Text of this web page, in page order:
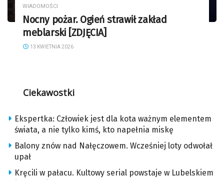
WIADOMOŚCI
Nocny pożar. Ogień strawił zakład
meblarski [ZDJĘCIA]
13 KWIETNIA 2026
Ciekawostki
Ekspertka: Człowiek jest dla kota ważnym elementem
świata, a nie tylko kimś, kto napełnia miskę
Balony znów nad Nałęczowem. Wcześniej loty odwołał
upał
Kręcili w pałacu. Kultowy serial powstaje w Lubelskiem